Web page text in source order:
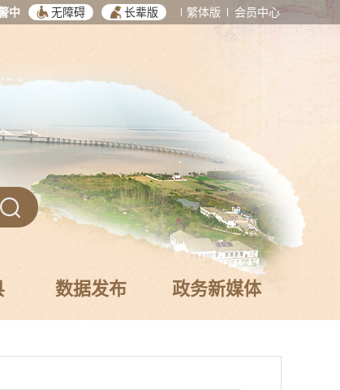
中 无障碍 长辈版 繁体版 会员中心
数据发布 政务新媒体